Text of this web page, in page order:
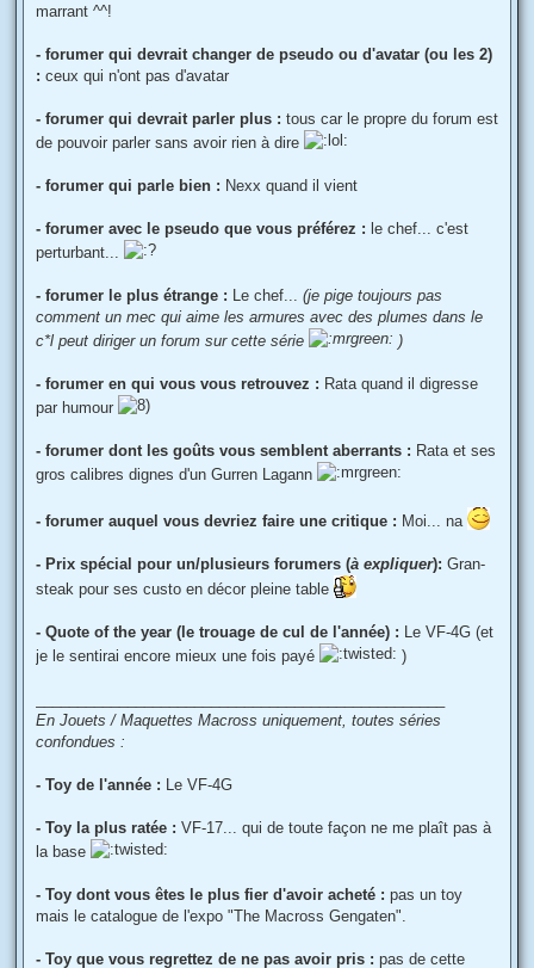
marrant ^^!
- forumer qui devrait changer de pseudo ou d'avatar (ou les 2)
: ceux qui n'ont pas d'avatar
- forumer qui devrait parler plus : tous car le propre du forum est
de pouvoir parler sans avoir rien à dire
- forumer qui parle bien : Nexx quand il vient
- forumer avec le pseudo que vous préférez : le chef... c'est
perturbant...
- forumer le plus étrange : Le chef... (je pige toujours pas
comment un mec qui aime les armures avec des plumes dans le
c*l peut diriger un forum sur cette série
)
- forumer en qui vous vous retrouvez : Rata quand il digresse
par humour
- forumer dont les goûts vous semblent aberrants : Rata et ses
gros calibres dignes d'un Gurren Lagann
- forumer auquel vous devriez faire une critique : Moi... na
- Prix spécial pour un/plusieurs forumers (à expliquer): Gran-
steak pour ses custo en décor pleine table
- Quote of the year (le trouage de cul de l'année) : Le VF-4G (et
je le sentirai encore mieux une fois payé
)
En Jouets / Maquettes Macross uniquement, toutes séries
confondues :
- Toy de l'année : Le VF-4G
- Toy la plus ratée : VF-17... qui de toute façon ne me plaît pas à
la base
- Toy dont vous êtes le plus fier d'avoir acheté : pas un toy
mais le catalogue de l'expo "The Macross Gengaten".
- Toy que vous regrettez de ne pas avoir pris : pas de cette